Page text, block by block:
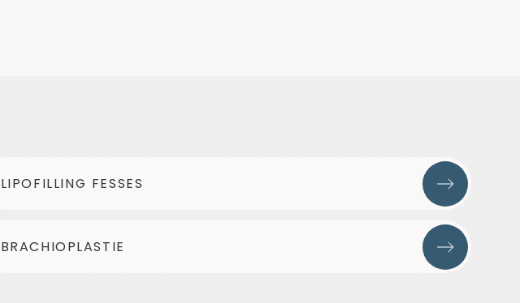
LIPOFILLING FESSES
BRACHIOPLASTIE